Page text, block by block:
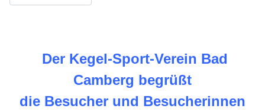
Der Kegel-Sport-Verein Bad
Camberg begrüßt
die Besucher und Besucherinnen